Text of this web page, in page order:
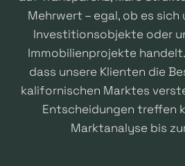
Mehrwert – egal, ob es sich
Investitionsobjekte oder
Immobilienprojekte
dass unsere Klienten die
kalifornischen Marktes
Entscheidungen treffen
Marktanalyse bis